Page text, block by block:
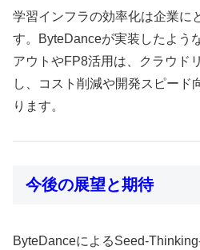
学習インフラの効率化は企業に
す。ByteDanceが実装したよう
アウトやFP8活用は、クラウド
し、コスト削減や開発スピード
ります。
今後の展望と期待
ByteDanceによるSeed-